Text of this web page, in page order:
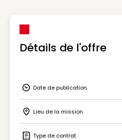
Détails de l'offre
Icon Date de publication
Date de publication
Icon Lieu de la mission
Lieu de la mission
Type de contrat